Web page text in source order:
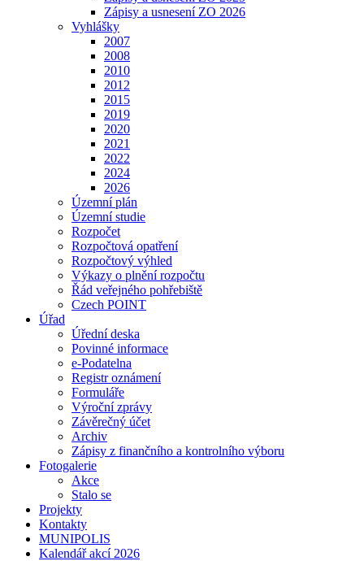
Zápisy a usnesení ZO 2026
Vyhlášky
2007
2008
2010
2012
2015
2019
2020
2021
2022
2024
2026
Územní plán
Územní studie
Rozpočet
Rozpočtová opatření
Rozpočtový výhled
Výkazy o plnění rozpočtu
Řád veřejného pohřebiště
Czech POINT
Úřad
Úřední deska
Povinné informace
e-Podatelna
Registr oznámení
Formuláře
Výroční zprávy
Závěrečný účet
Archiv
Zápisy z finančního a kontrolního výboru
Fotogalerie
Akce
Stalo se
Projekty
Kontakty
MUNIPOLIS
Kalendář akcí 2026